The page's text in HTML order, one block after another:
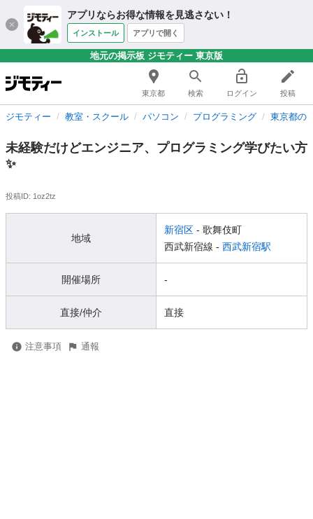
アプリならお得な情報を見逃さない！
インストール アプリで開く
地元の掲示板 ジモティー 東京版
東京都 検索 ログイン 投稿
ジモティー 教室・スクール パソコン プログラミング 東京都の
未経験だけどエンジニア、プログラミング学びたい方
✨
投稿ID: 1oz2tz
地域
新宿区 - 歌舞伎町
西武新宿線 - 西武新宿駅
開催場所 -
直接/仲介 直接
注意事項 通報